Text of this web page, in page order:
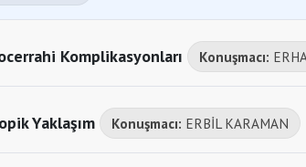
Komplikasyonları Konuşmacı:
Yaklaşım Konuşmacı: ERBİL KARAMAN